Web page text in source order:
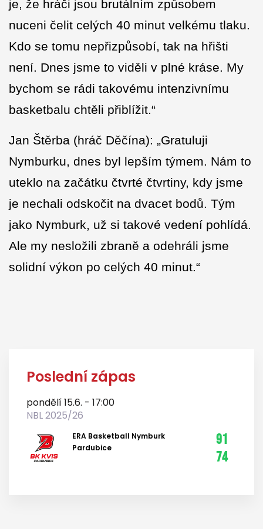
je, že hráči jsou brutálním způsobem
nuceni čelit celých 40 minut velkému tlaku.
Kdo se tomu nepřizpůsobí, tak na hřišti
není. Dnes jsme to viděli v plné kráse. My
bychom se rádi takovému intenzivnímu
basketbalu chtěli přiblížit.“
Jan Štěrba (hráč Děčína): „Gratuluji
Nymburku, dnes byl lepším týmem. Nám to
uteklo na začátku čtvrté čtvrtiny, kdy jsme
je nechali odskočit na dvacet bodů. Tým
jako Nymburk, už si takové vedení pohlídá.
Ale my nesložili zbraně a odehráli jsme
solidní výkon po celých 40 minut.“
Poslední zápas
pondělí 15.6. - 17:00
NBL 2025/26
ERA Basketball Nymburk
Pardubice
91
74